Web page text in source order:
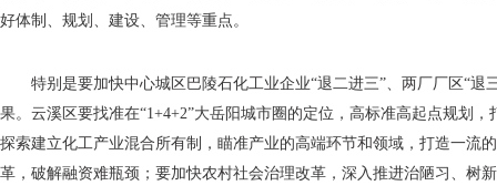
好体制、规划、建设、管理等重点。
特别是要加快中心城区巴陵石化工业企业“退二进三”、两厂厂区“
果。云溪区要找准在“1+4+2”大岳阳城市圈的定位，高标准高起点规划
探索建立化工产业混合所有制，瞄准产业的高端环节和领域，打造一流
革，破解融资难瓶颈；要加快农村社会治理改革，深入推进治陋习、树